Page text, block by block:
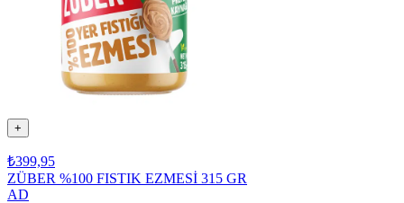
+
₺399,95
ZÜBER %100 FISTIK EZMESİ 315 GR
AD